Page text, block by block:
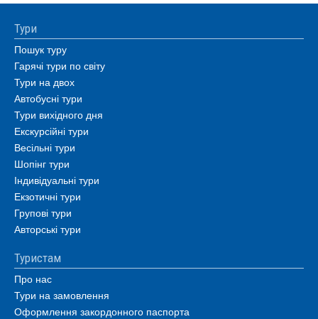
Тури
Пошук туру
Гарячі тури по світу
Тури на двох
Автобусні тури
Тури вихідного дня
Екскурсійні тури
Весільні тури
Шопінг тури
Індивідуальні тури
Екзотичні тури
Групові тури
Авторські тури
Туристам
Про нас
Тури на замовлення
Оформлення закордонного паспорта